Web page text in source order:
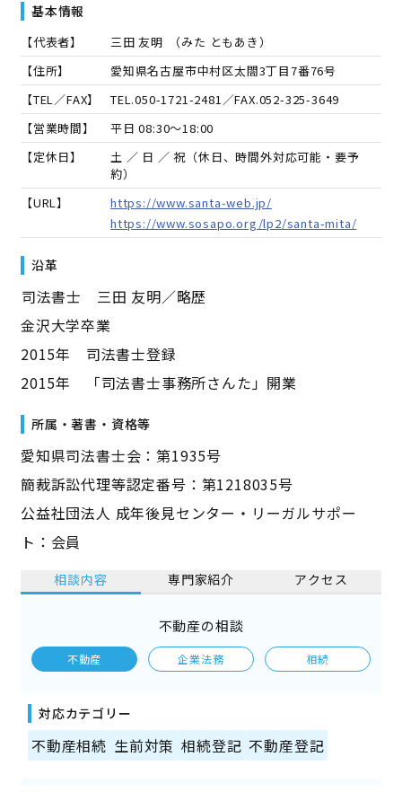
基本情報
【代表者】 三田 友明 （みた ともあき）
【住所】
愛知県名古屋市中村区太閤3丁目7番76号
【TEL／FAX】
TEL.050-1721-2481 ／FAX.052-325-3649
【営業時間】
平日 08:30～18:00
【定休日】
土 ／ 日 ／ 祝（休日、時間外対応可能・要予
約）
【URL】
https://www.santa-web.jp/
https://www.sosapo.org/lp2/santa-mita/
沿革
――司法書士 三田 友明／略歴――
金沢大学卒業
2015年 司法書士登録
2015年 「司法書士事務所さんた」開業
所属・著書・資格等
愛知県司法書士会：第1935号
簡裁訴訟代理等認定番号：第1218035号
公益社団法人 成年後見センター・リーガルサポー
ト：会員
相談内容 専門家紹介 アクセス
不動産の相談
不動産 企業法務 相続
対応カテゴリー
不動産相続 生前対策 相続登記 不動産登記